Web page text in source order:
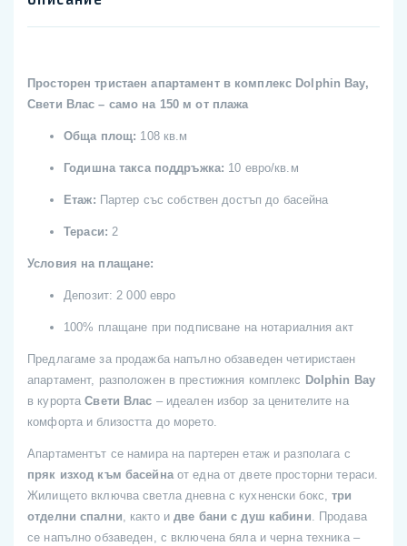
Просторен тристаен апартамент в комплекс Dolphin Bay,
Свети Влас – само на 150 м от плажа
Обща площ: 108 кв.м
Годишна такса поддръжка: 10 евро/кв.м
Етаж: Партер със собствен достъп до басейна
Тераси: 2
Условия на плащане:
Депозит: 2 000 евро
100% плащане при подписване на нотариалния акт
Предлагаме за продажба напълно обзаведен четиристаен
апартамент, разположен в престижния комплекс Dolphin Bay
в курортаСвети Влас – идеален избор за ценителите на
комфорта и близостта до морето.
Апартаментът се намира на партерен етаж и разполага с
пряк изход към басейнаот една от двете просторни тераси.
Жилището включва светла дневна с кухненски бокс,три
отделни спални, както и две бани с душ кабини. Продава
се напълно обзаведен, с включена бяла и черна техника –